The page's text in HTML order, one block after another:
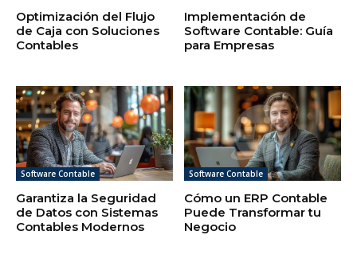
Optimización del Flujo
de Caja con Soluciones
Contables
Implementación de
Software Contable: Guía
para Empresas
Software Contable
Garantiza la Seguridad
de Datos con Sistemas
Contables Modernos
Software Contable
Cómo un ERP Contable
Puede Transformar tu
Negocio